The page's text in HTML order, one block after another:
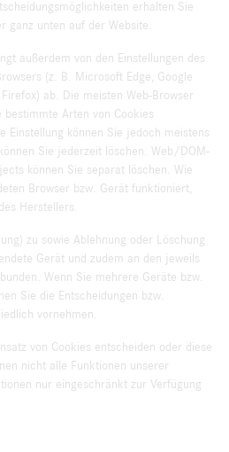
erhalten Sie
ganz unten auf der Website.
außerdem von den Einstellungen des
(z. B. Microsoft Edge, Google
ab. Die meisten Web-Browser
bestimmte Arten von Cookies
Einstellung können Sie jedoch meistens
Sie jederzeit löschen. Web/DOM-
können Sie separat löschen. Wie
Browser bzw. Gerät funktioniert,
Herstellers.
zu sowie Ablehnung oder Löschung
Gerät und zudem an den jeweils
Wenn Sie mehrere Geräte bzw.
Sie die Entscheidungen bzw.
vornehmen.
von Cookies entscheiden oder diese
nicht alle Funktionen unserer
nur eingeschränkt zur Verfügung